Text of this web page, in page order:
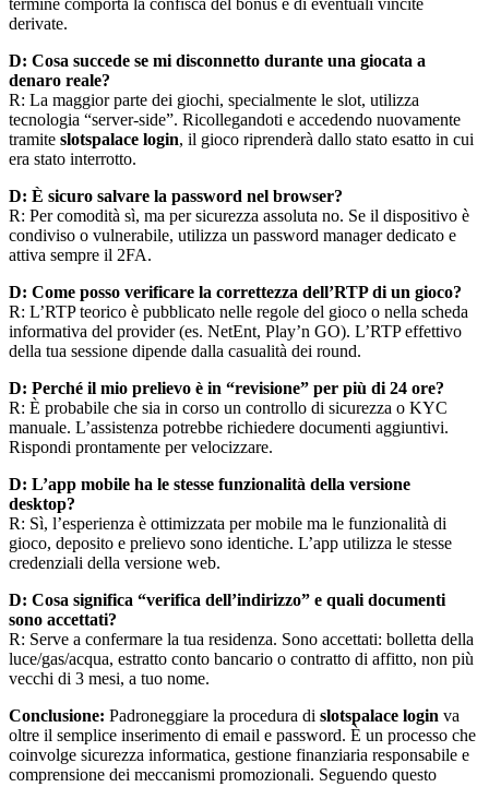
termine comporta la confisca del bonus e di eventuali vincite
derivate.
D: Cosa succede se mi disconnetto durante una giocata a
denaro reale?
R: La maggior parte dei giochi, specialmente le slot, utilizza
tecnologia “server-side”. Ricollegandoti e accedendo nuovamente
tramite slotspalace login, il gioco riprenderà dallo stato esatto in cui
era stato interrotto.
D: È sicuro salvare la password nel browser?
R: Per comodità sì, ma per sicurezza assoluta no. Se il dispositivo è
condiviso o vulnerabile, utilizza un password manager dedicato e
attiva sempre il 2FA.
D: Come posso verificare la correttezza dell’RTP di un gioco?
R: L’RTP teorico è pubblicato nelle regole del gioco o nella scheda
informativa del provider (es. NetEnt, Play’n GO). L’RTP effettivo
della tua sessione dipende dalla casualità dei round.
D: Perché il mio prelievo è in “revisione” per più di 24 ore?
R: È probabile che sia in corso un controllo di sicurezza o KYC
manuale. L’assistenza potrebbe richiedere documenti aggiuntivi.
Rispondi prontamente per velocizzare.
D: L’app mobile ha le stesse funzionalità della versione
desktop?
R: Sì, l’esperienza è ottimizzata per mobile ma le funzionalità di
gioco, deposito e prelievo sono identiche. L’app utilizza le stesse
credenziali della versione web.
D: Cosa significa “verifica dell’indirizzo” e quali documenti
sono accettati?
R: Serve a confermare la tua residenza. Sono accettati: bolletta della
luce/gas/acqua, estratto conto bancario o contratto di affitto, non più
vecchi di 3 mesi, a tuo nome.
Conclusione: Padroneggiare la procedura di slotspalace login va
oltre il semplice inserimento di email e password. È un processo che
coinvolge sicurezza informatica, gestione finanziaria responsabile e
comprensione dei meccanismi promozionali. Seguendo questo